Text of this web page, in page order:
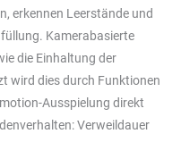
erkennen Leerstände und
Kamerabasierte
die Einhaltung der
wird dies durch Funktionen
Ausspielung direkt
Verweildauer